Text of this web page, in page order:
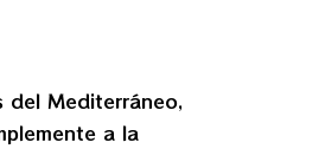
del Mediterráneo,
a la